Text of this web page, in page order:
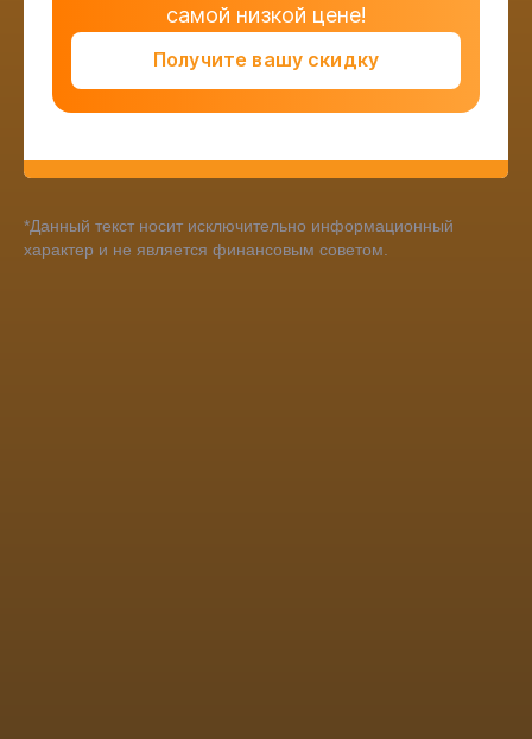
самой низкой цене!
Получите вашу скидку
*Данный текст носит исключительно информационный
характер и не является финансовым советом.